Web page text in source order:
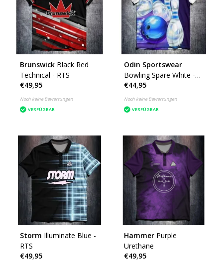
Brunswick Black Red
Technical - RTS
€49,95
Noch keine Bewertungen
VERFÜGBAR
Odin Sportswear
Bowling Spare White -
RTS
€44,95
Noch keine Bewertungen
VERFÜGBAR
Storm Illuminate Blue -
RTS
€49,95
Hammer Purple
Urethane
€49,95